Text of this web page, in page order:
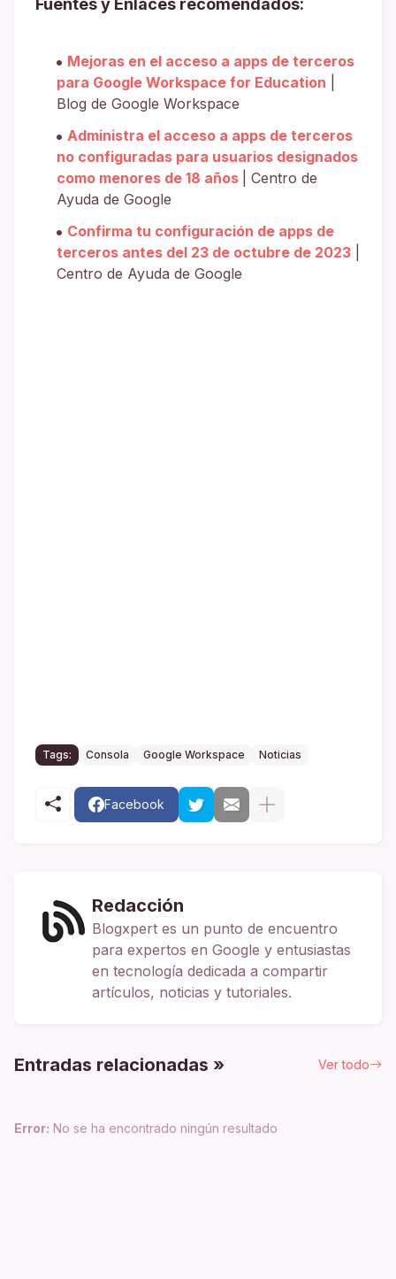
Fuentes y Enlaces recomendados:
Mejoras en el acceso a apps de terceros
para Google Workspace for Education
Blog de Google Workspace
Administra el acceso a apps de terceros
no configuradas para usuarios designados
como menores de 18 años
| Centro de
Ayuda de Google
Confirma tu configuración de apps de
terceros antes del 23 de octubre de 2023
Centro de Ayuda de Google
Tags: Consola Google Workspace Noticias
Facebook
Redacción
Blogxpert es un punto de encuentro
para expertos en Google y entusiastas
en tecnología dedicada a compartir
artículos, noticias y tutoriales.
Entradas relacionadas » Ver todo
Error: No se ha encontrado ningún resultado